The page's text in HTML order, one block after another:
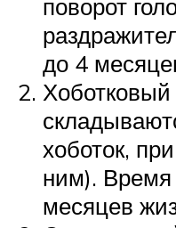
поворот
до 4
Хоботковый
хоботок,
ним). Время
месяцев